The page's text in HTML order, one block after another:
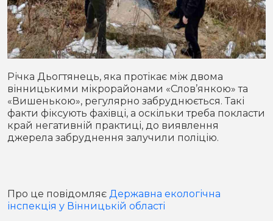
Здоров'я
Приватна думка
В кулуарах
Місто
Життя
Відео
Партнери
Історія
Футбол
Контакти
Річка Дьогтянець, яка протікає між двома
вінницькими мікрорайонами «Слов’янкою» та
«Вишенькою», регулярно забруднюється. Такі
факти фіксують фахівці, а оскільки треба покласти
край негативній практиці, до виявлення
джерела забруднення залучили поліцію.
Про це повідомляє Державна екологічна
інспекція у Вінницькій області